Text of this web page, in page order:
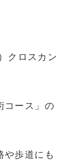
クロスカン
コース」の
や歩道にも